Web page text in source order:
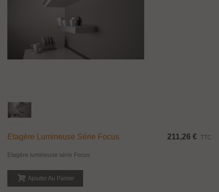
Etagère Lumineuse Série Focus 211,26 € TTC
Etagère lumineuse série Focus
Ajouter Au Panier